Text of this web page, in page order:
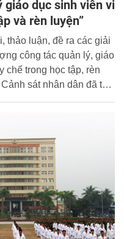
giáo dục sinh viên vi
và rèn luyện”
thảo luận, đề ra các giải
đã tổ